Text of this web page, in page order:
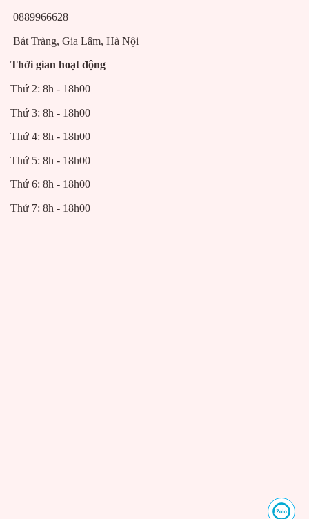
0889966628
Bát Tràng, Gia Lâm, Hà Nội
Thời gian hoạt động
Thứ 2: 8h - 18h00
Thứ 3: 8h - 18h00
Thứ 4: 8h - 18h00
Thứ 5: 8h - 18h00
Thứ 6: 8h - 18h00
Thứ 7: 8h - 18h00